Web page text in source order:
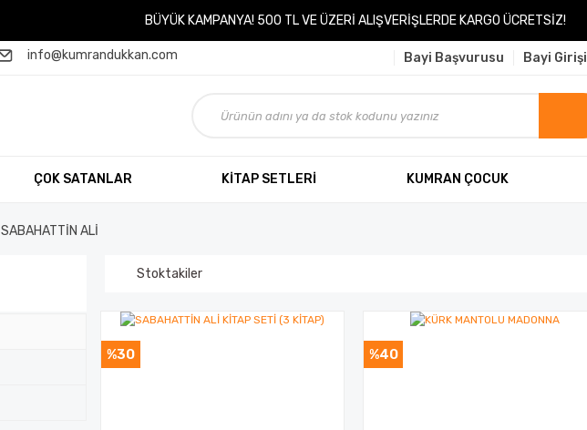
BÜYÜK KAMPANYA! 500 TL VE ÜZERİ ALIŞVERİŞLERDE KARGO ÜCRETSİZ!
info@kumrandukkan.com Bayi Başvurusu Bayi Girişi
ÇOK SATANLAR KİTAP SETLERİ KUMRAN ÇOCUK
SABAHATTİN ALİ
Stoktakiler
%30 %40